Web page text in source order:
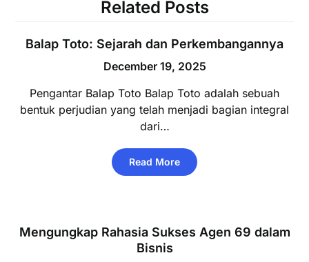
Related Posts
Balap Toto: Sejarah dan Perkembangannya
December 19, 2025
Pengantar Balap Toto Balap Toto adalah sebuah
bentuk perjudian yang telah menjadi bagian integral
dari…
Read More
Mengungkap Rahasia Sukses Agen 69 dalam
Bisnis